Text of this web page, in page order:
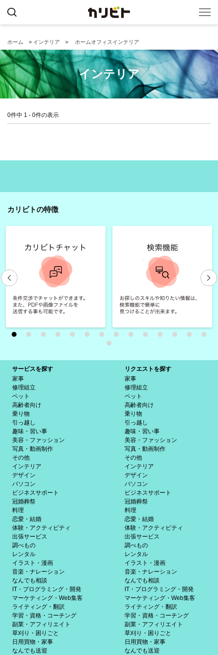
ホーム > インテリア > ホームオフィスインテリア
インテリア
0件中 1 - 0件の表示
カリビトの特徴
サービスを探す
家事
修理組立
ペット
高齢者向け
乗り物
引っ越し
趣味・習い事
美容・ファッション
写真・動画制作
その他
インテリア
デザイン
パソコン
ビジネスサポート
冠婚葬祭
料理
恋愛・結婚
体験・アクティビティ
出張サービス
調べもの
レンタル
イラスト・漫画
音楽・ナレーション
なんでも相談
IT・プログラミング・開発
マーケティング・Web集客
ライティング・翻訳
学習・資格・コーチング
副業・アフィリエイト
草刈り・困りごと
日用買物・家事
なんでも送迎
リクエストを探す
家事
修理組立
ペット
高齢者向け
乗り物
引っ越し
趣味・習い事
美容・ファッション
写真・動画制作
その他
インテリア
デザイン
パソコン
ビジネスサポート
冠婚葬祭
料理
恋愛・結婚
体験・アクティビティ
出張サービス
調べもの
レンタル
イラスト・漫画
音楽・ナレーション
なんでも相談
IT・プログラミング・開発
マーケティング・Web集客
ライティング・翻訳
学習・資格・コーチング
副業・アフィリエイト
草刈り・困りごと
日用買物・家事
なんでも送迎